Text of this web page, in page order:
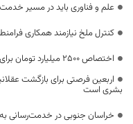
علم و فناوری باید در مسیر
کنترل ملخ نیازمند همکاری
اختصاص 2500 میلیارد تومان برای توسعه راه‌های دوبانده خراسان جنوبی
اربعین فرصتی برای بازگشت
بشری است
خراسان جنوبی در خدمت‌رسانی